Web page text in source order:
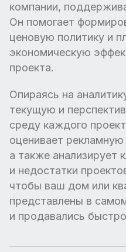
компании,
Он помогает
ценовую политику и
экономическую
проекта.
Опираясь на
текущую и
среду каждого
оценивает рекламную
а также анализирует
и недостатки
чтобы ваш дом или
представлены в
и продавались